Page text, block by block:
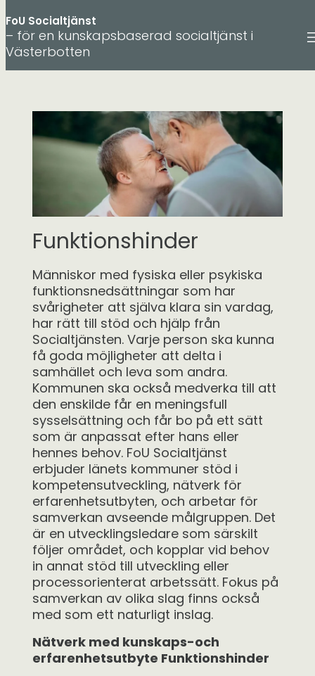
FoU Socialtjänst
– för en kunskapsbaserad socialtjänst i
Västerbotten
Funktionshinder
Människor med fysiska eller psykiska
funktionsnedsättningar som har
svårigheter att själva klara sin vardag,
har rätt till stöd och hjälp från
Socialtjänsten. Varje person ska kunna
få goda möjligheter att delta i
samhället och leva som andra.
Kommunen ska också medverka till att
den enskilde får en meningsfull
sysselsättning och får bo på ett sätt
som är anpassat efter hans eller
hennes behov. FoU Socialtjänst
erbjuder länets kommuner stöd i
kompetensutveckling, nätverk för
erfarenhetsutbyten, och arbetar för
samverkan avseende målgruppen. Det
är en utvecklingsledare som särskilt
följer området, och kopplar vid behov
in annat stöd till utveckling eller
processorienterat arbetssätt. Fokus på
samverkan av olika slag finns också
med som ett naturligt inslag.
Nätverk med kunskaps-och
erfarenhetsutbyte Funktionshinder